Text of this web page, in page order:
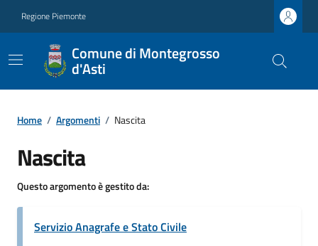
Regione Piemonte
Comune di Montegrosso
d'Asti
Home / Argomenti / Nascita
Nascita
Questo argomento è gestito da:
Servizio Anagrafe e Stato Civile